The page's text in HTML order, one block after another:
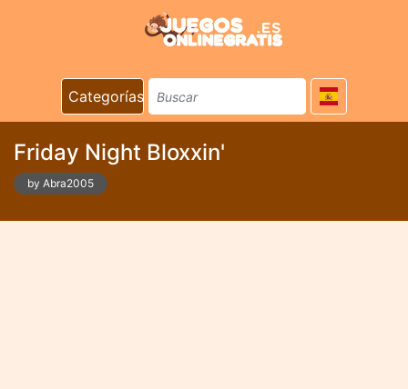
Categorías
Friday Night Bloxxin'
by Abra2005